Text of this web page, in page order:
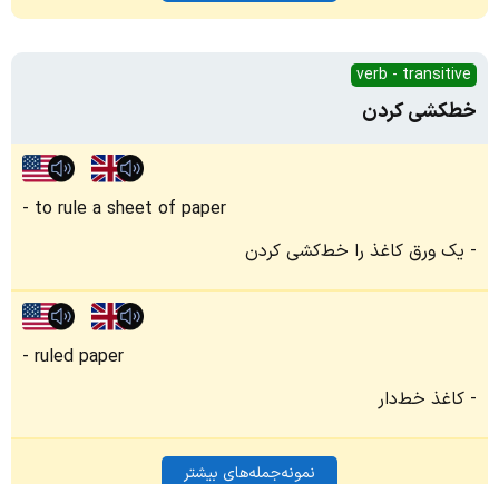
verb - transitive
خطکشی کردن
to rule a sheet of paper
یک ورق کاغذ را خط‌کشی کردن
ruled paper
کاغذ خط‌دار
نمونه‌جمله‌های بیشتر